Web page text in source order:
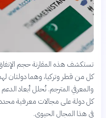
تستكشف هذه المقارنة حجم
كل من قطر وتركيا، وهما دولتان
والمعرفي المترجم. نُحلل أبعاد الدعم
كل دولة على مجالات معرفية
في هذا المجال الحيوي.